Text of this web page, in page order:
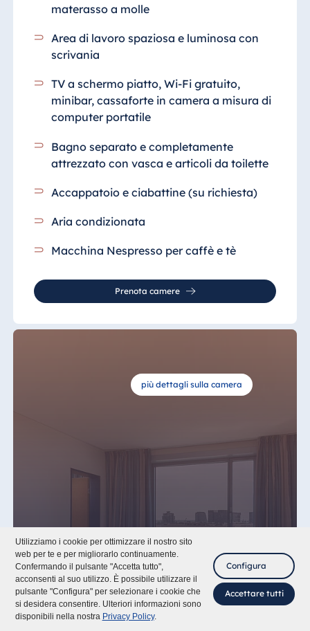
Utilizziamo i cookie per ottimizzare il nostro sito
web per te e per migliorarlo continuamente.
Confermando il pulsante "Accetta tutto",
acconsenti al suo utilizzo. È possibile utilizzare il
pulsante "Configura" per selezionare i cookie che
si desidera consentire. Ulteriori informazioni sono
disponibili nella nostra Privacy Policy.
Configura
Accettare tutti
materasso a molle
Area di lavoro spaziosa e luminosa con
scrivania
TV a schermo piatto, Wi-Fi gratuito,
minibar, cassaforte in camera a misura di
computer portatile
Bagno separato e completamente
attrezzato con vasca e articoli da toilette
Accappatoio e ciabattine (su richiesta)
Aria condizionata
Macchina Nespresso per caffè e tè
Prenota camere
più dettagli sulla camera
Suite Junior (42 mq)
Accappatoio
Macchina a capsule per tè e caffè Cassaforte per laptop